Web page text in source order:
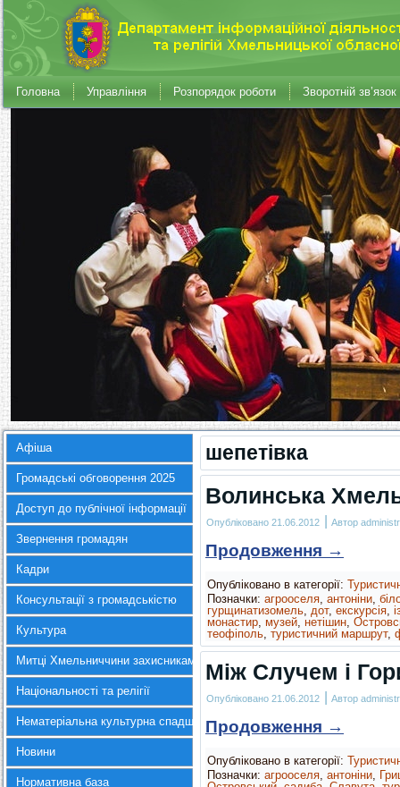
Головна Управління Розпорядок роботи Зворотній зв’язок
Афіша
Громадські обговорення 2025
Доступ до публічної інформації
Звернення громадян
Кадри
Консультації з громадськістю
Культура
Митці Хмельниччини захисникам України
Національності та релігії
Нематеріальна культурна спадщина
Новини
Нормативна база
шепетівка
Волинська
Опубліковано 21.06.2012 | Автор
Продовження →
Опубліковано в категорії:
Позначки: агрооселя, антоніни,
гурщинатизомель, дот, екскурсія,
монастир, музей, нетішин,
теофіполь, туристичний маршрут,
Між Случем і
Опубліковано 21.06.2012 | Автор
Продовження →
Опубліковано в категорії:
Позначки: агрооселя, антоніни,